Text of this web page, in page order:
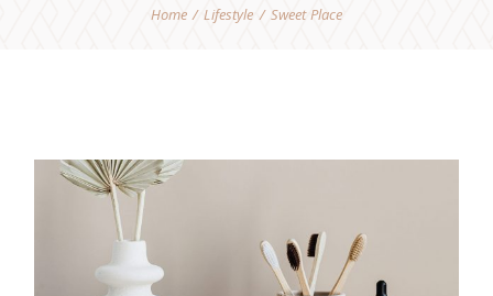
Home Lifestyle Sweet Place